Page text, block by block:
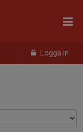
Logga in